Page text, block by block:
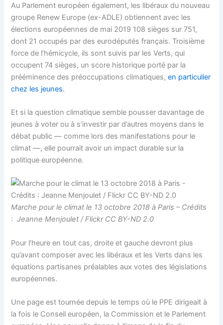
Au Parlement européen également, les libéraux du nouveau
groupe Renew Europe (ex-ADLE) obtiennent avec les
élections européennes de mai 2019 108 sièges sur 751,
dont 21 occupés par des eurodéputés français. Troisième
force de l’hémicycle, ils sont suivis par les Verts, qui
occupent 74 sièges, un score historique porté par la
prééminence des préoccupations climatiques,en particulier
chez les jeunes.
Et si la question climatique semble pousser davantage de
jeunes à voter ou à s’investir par d’autres moyens dans le
débat public — comme lors des manifestations pour le
climat —, elle pourrait avoir un impact durable sur la
politique européenne.
Marche pour le climat le 13 octobre 2018 à Paris – Crédits
: Jeanne Menjoulet / Flickr CC BY-ND 2.0
Pour l’heure en tout cas, droite et gauche devront plus
qu’avant composer avec les libéraux et les Verts dans les
équations partisanes préalables aux votes des législations
européennes.
Une page est tournée depuis le temps où le PPE dirigeait à
la fois le Conseil européen, la Commission et le Parlement